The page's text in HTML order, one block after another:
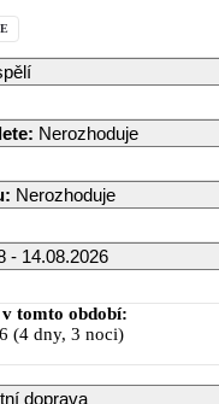
: Nerozhoduje
: Nerozhoduje
- 14.08.2026
Srpen 2026
ÚT ST ČT PÁ
tomto období:
(4 dny, 3 noci)
doprava